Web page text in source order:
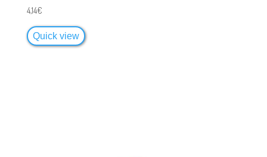
4,14€
Quick view